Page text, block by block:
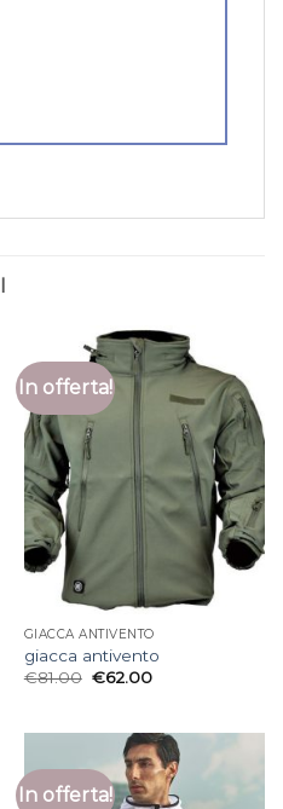
In offerta!
GIACCA ANTIVENTO
giacca antivento
€81.00 €62.00
In offerta!